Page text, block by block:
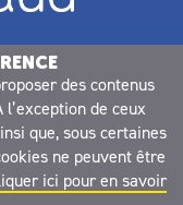
des contenus
de ceux
que, sous certaines
ne peuvent être
ici pour en savoir